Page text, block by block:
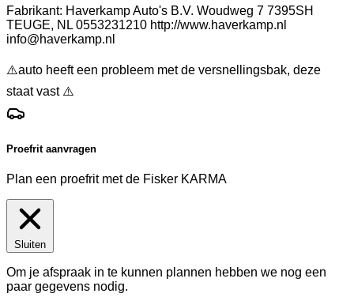
Fabrikant: Haverkamp Auto's B.V. Woudweg 7 7395SH
TEUGE, NL 0553231210 http://www.haverkamp.nl
info@haverkamp.nl
⚠️auto heeft een probleem met de versnellingsbak, deze
staat vast ⚠️
Proefrit aanvragen
Plan een proefrit met de Fisker KARMA
Sluiten
Om je afspraak in te kunnen plannen hebben we nog een
paar gegevens nodig.